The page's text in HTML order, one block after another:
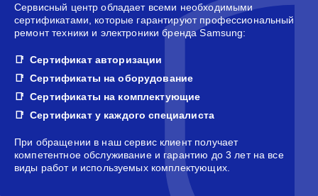
Сервисный центр обладает всеми необходимыми
сертификатами, которые гарантируют профессиональный
ремонт техники и электроники бренда Samsung:
Сертификат авторизации
Сертификаты на оборудование
Сертификаты на комплектующие
Сертификат у каждого специалиста
При обращении в наш сервис клиент получает
компетентное обслуживание и гарантию до 3 лет на все
виды работ и используемых комплектующих.